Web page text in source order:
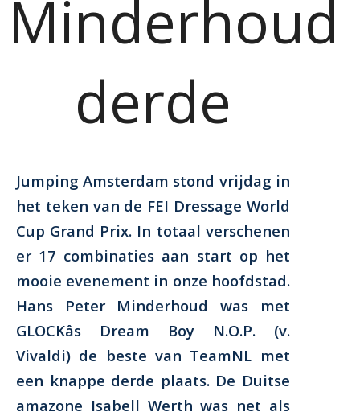
Minderhoud
derde
Jumping Amsterdam stond vrijdag in
het teken van de FEI Dressage World
Cup Grand Prix. In totaal verschenen
er 17 combinaties aan start op het
mooie evenement in onze hoofdstad.
Hans Peter Minderhoud was met
GLOCKâs Dream Boy N.O.P. (v.
Vivaldi) de beste van TeamNL met
een knappe derde plaats. De Duitse
amazone Isabell Werth was net als